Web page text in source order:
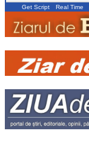
Get Script Real Time